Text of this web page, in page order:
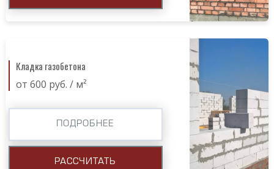
Кладка газобетона
от 600 руб. / м²
ПОДРОБНЕЕ
РАССЧИТАТЬ